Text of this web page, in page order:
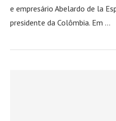
e empresário Abelardo de la
presidente da Colômbia. Em …